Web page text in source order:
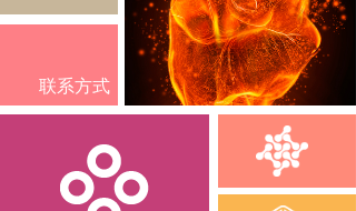
联系方式